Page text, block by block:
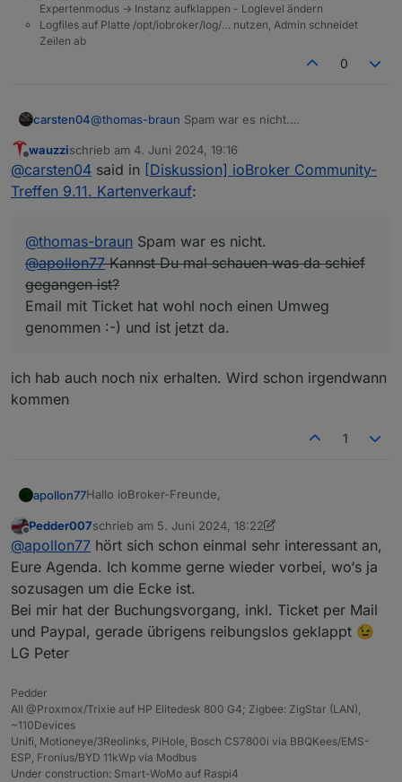
Expertenmodus -> Instanz aufklappen - Loglevel ändern
Logfiles auf Platte /opt/iobroker/log/… nutzen, Admin schneidet
Zeilen ab
0
carsten04@thomas-braun Spam war es nicht.
gegangen ist?
Email mit Ticket hat wohl noch einen Umweg
genommen :-) und ist jetzt da.
Offline
wauzzischrieb am 4. Juni 2024, 19:16
zuletzt editiert von
@carsten04 said in [Diskussion] ioBroker Community-
Treffen 9.11. Kartenverkauf:
@thomas-braun Spam war es nicht.
@apollon77Kannst Du mal schauen was da schief
gegangen ist?
Email mit Ticket hat wohl noch einen Umweg
genommen :-) und ist jetzt da.
ich hab auch noch nix erhalten. Wird schon irgendwann
kommen
1
apollon77Hallo ioBroker-Freunde,
dieses Jahr wird ioBroker 10 Jahre alt und das
wollen wir mit Euch feiern!
Am 9.11.2024 veranstalten wir aus diesem Anlass ein
Community Treffen in der Gläsernen Werkstatt in
geschaffen um hier Kontakte zu vermitteln falls
noch jemand eine Karte sucht.
veröffentlicht. Danke an alle Vortragenden!
Wir freuen uns gemeinsam mit Euch und unserem
Hauptsponsor Shelly und unserem Partner solingen-
digital auf einen Tag mit spannenden Vorträgen und
viel persönlichem Austausch! Auch für das leibliche
Der offizielle Kartenvorverkauf läuft Seite heute
12:00 und einen ersten Themenüberblick zu den
Offline
Pedder007schrieb am 5. Juni 2024, 18:22
zuletzt editiert von Pedder0076. Mai 2024, 20:23
@apollon77 hört sich schon einmal sehr interessant an,
Eure Agenda. Ich komme gerne wieder vorbei, wo‘s ja
sozusagen um die Ecke ist.
Bei mir hat der Buchungsvorgang, inkl. Ticket per Mail
und Paypal, gerade übrigens reibungslos geklappt 😉
LG Peter
Pedder
All @Proxmox/Trixie auf HP Elitedesk 800 G4; Zigbee: ZigStar (LAN),
~110Devices
Unifi, Motioneye/3Reolinks, PiHole, Bosch CS7800i via BBQKees/EMS-
ESP, Fronius/BYD 11kWp via Modbus
Under construction: Smart-WoMo auf Raspi4